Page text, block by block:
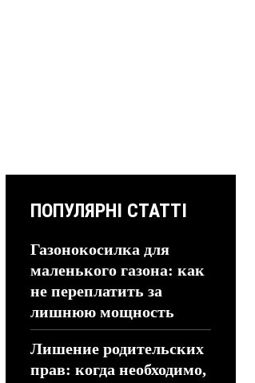
ПОПУЛЯРНІ СТАТТІ
Газонокосилка для
маленького газона: как
не переплатить за
лишнюю мощность
Лишение родительских
прав: когда необходимо,